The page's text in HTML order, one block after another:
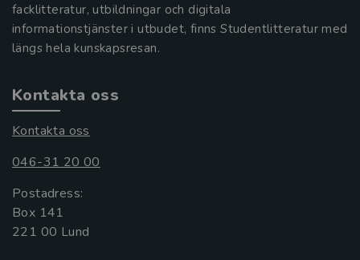
facklitteratur, utbildningar och digitala
informationstjänster i utbudet, finns Studentlitteratur med
längs hela kunskapsresan.
Kontakta oss
Kontakta oss
046-31 20 00
Postadress:
Box 141
221 00 Lund